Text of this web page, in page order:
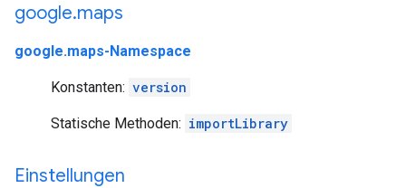
google.maps
google.maps-Namespace
Konstanten: version
Statische Methoden: importLibrary
Einstellungen